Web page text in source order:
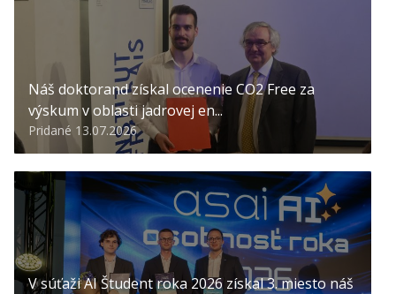
Náš doktorand získal ocenenie CO2 Free za
výskum v oblasti jadrovej en...
Pridané 13.07.2026
V súťaži AI Študent roka 2026 získal 3. miesto náš